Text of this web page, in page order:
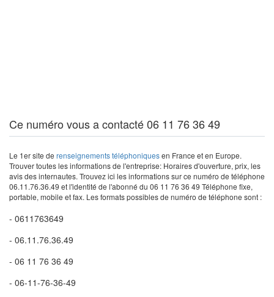
Ce numéro vous a contacté 06 11 76 36 49
Le 1er site de renseignements téléphoniquesen France et en Europe.
Trouver toutes les informations de l'entreprise: Horaires d'ouverture, prix, les
avis des internautes. Trouvez ici les informations sur ce numéro de téléphone
06.11.76.36.49 et l'identité de l'abonné du 06 11 76 36 49 Téléphone fixe,
portable, mobile et fax. Les formats possibles de numéro de téléphone sont :
- 0611763649
- 06.11.76.36.49
- 06 11 76 36 49
- 06-11-76-36-49